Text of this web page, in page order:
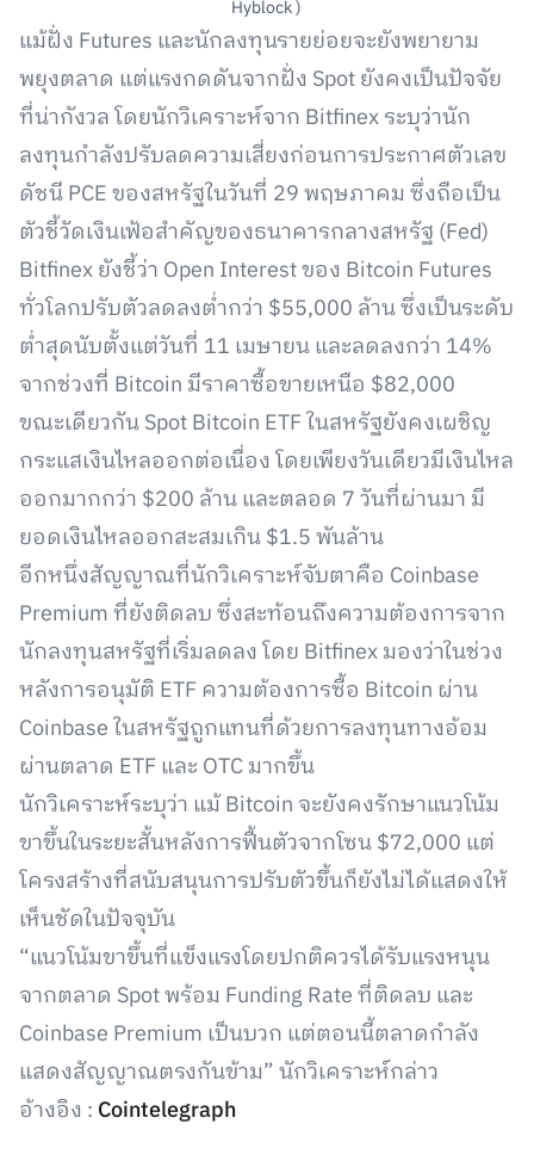
Hyblock )
แม้ฝั่ง Futures และนักลงทุนรายย่อยจะยังพยายาม
พยุงตลาด แต่แรงกดดันจากฝั่ง Spot ยังคงเป็นปัจจัย
ที่น่ากังวล โดยนักวิเคราะห์จาก Bitfinex ระบุว่านัก
ลงทุนกำลังปรับลดความเสี่ยงก่อนการประกาศตัวเลข
ดัชนี PCE ของสหรัฐในวันที่ 29 พฤษภาคม ซึ่งถือเป็น
ตัวชี้วัดเงินเฟ้อสำคัญของธนาคารกลางสหรัฐ (Fed)
Bitfinex ยังชี้ว่า Open Interest ของ Bitcoin Futures
ทั่วโลกปรับตัวลดลงต่ำกว่า $55,000 ล้าน ซึ่งเป็นระดับ
ต่ำสุดนับตั้งแต่วันที่ 11 เมษายน และลดลงกว่า 14%
จากช่วงที่ Bitcoin มีราคาซื้อขายเหนือ $82,000
ขณะเดียวกัน Spot Bitcoin ETF ในสหรัฐยังคงเผชิญ
กระแสเงินไหลออกต่อเนื่อง โดยเพียงวันเดียวมีเงินไหล
ออกมากกว่า $200 ล้าน และตลอด 7 วันที่ผ่านมา มี
ยอดเงินไหลออกสะสมเกิน $1.5 พันล้าน
อีกหนึ่งสัญญาณที่นักวิเคราะห์จับตาคือ Coinbase
Premium ที่ยังติดลบ ซึ่งสะท้อนถึงความต้องการจาก
นักลงทุนสหรัฐที่เริ่มลดลง โดย Bitfinex มองว่าในช่วง
หลังการอนุมัติ ETF ความต้องการซื้อ Bitcoin ผ่าน
Coinbase ในสหรัฐถูกแทนที่ด้วยการลงทุนทางอ้อม
ผ่านตลาด ETF และ OTC มากขึ้น
นักวิเคราะห์ระบุว่า แม้ Bitcoin จะยังคงรักษาแนวโน้ม
ขาขึ้นในระยะสั้นหลังการฟื้นตัวจากโซน $72,000 แต่
โครงสร้างที่สนับสนุนการปรับตัวขึ้นก็ยังไม่ได้แสดงให้
เห็นชัดในปัจจุบัน
“แนวโน้มขาขึ้นที่แข็งแรงโดยปกติควรได้รับแรงหนุน
จากตลาด Spot พร้อม Funding Rate ที่ติดลบ และ
Coinbase Premium เป็นบวก แต่ตอนนี้ตลาดกำลัง
แสดงสัญญาณตรงกันข้าม” นักวิเคราะห์กล่าว
อ้างอิง : Cointelegraph